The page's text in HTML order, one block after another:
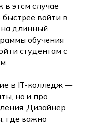
в этом случае
войти в
на длинный
обучения
студентам с
в IT-колледж —
но и про
Дизайнер
где важно